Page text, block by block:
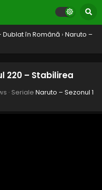
Dublat în Română › Naruto –
220 – Stabilirea
· Seriale Naruto – Sezonul 1